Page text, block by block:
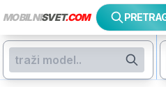
MOBILNISVET.COM